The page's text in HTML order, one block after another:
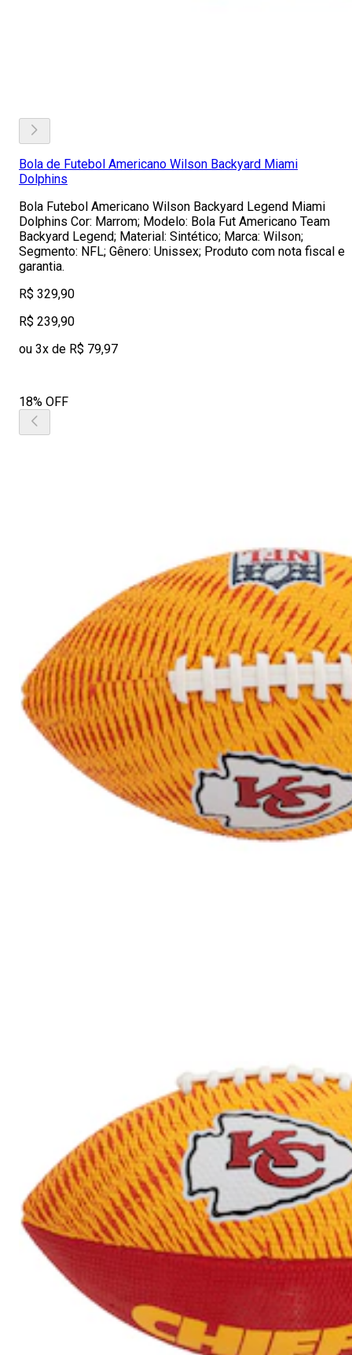
Bola de Futebol Americano Wilson Backyard Miami
Dolphins
Bola Futebol Americano Wilson Backyard Legend Miami
Dolphins Cor: Marrom; Modelo: Bola Fut Americano Team
Backyard Legend; Material: Sintético; Marca: Wilson;
Segmento: NFL; Gênero: Unissex; Produto com nota fiscal e
garantia.
R$ 329,90
R$ 239,90
ou 3x de R$ 79,97
18% OFF